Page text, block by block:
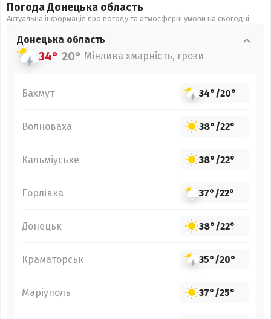
Погода Донецька область
Актуальна інформація про погоду та атмосферні умови на сьогодні
Донецька область
34° 20° Мінлива хмарність, грози
Бахмут 34°/20°
Волноваха 38°/22°
Кальміуське 38°/22°
Горлівка 37°/22°
Донецьк 38°/22°
Краматорськ 35°/20°
Маріуполь 37°/25°